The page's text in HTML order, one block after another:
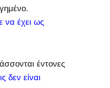
να έχει ως
έντονες
δεν είναι